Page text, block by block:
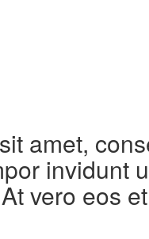
amet,
invidunt
vero eos